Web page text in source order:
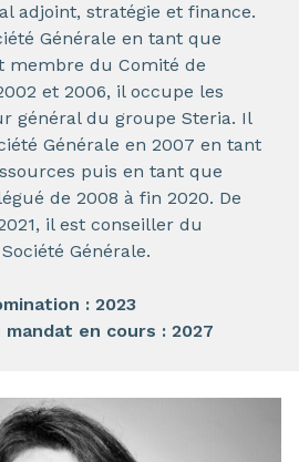
adjoint, stratégie et finance.
Générale en tant que
membre du Comité de
et 2006, il occupe les
général du groupe Steria. Il
Générale en 2007 en tant
puis en tant que
de 2008 à fin 2020. De
il est conseiller du
Générale.
: 2023
en cours : 2027